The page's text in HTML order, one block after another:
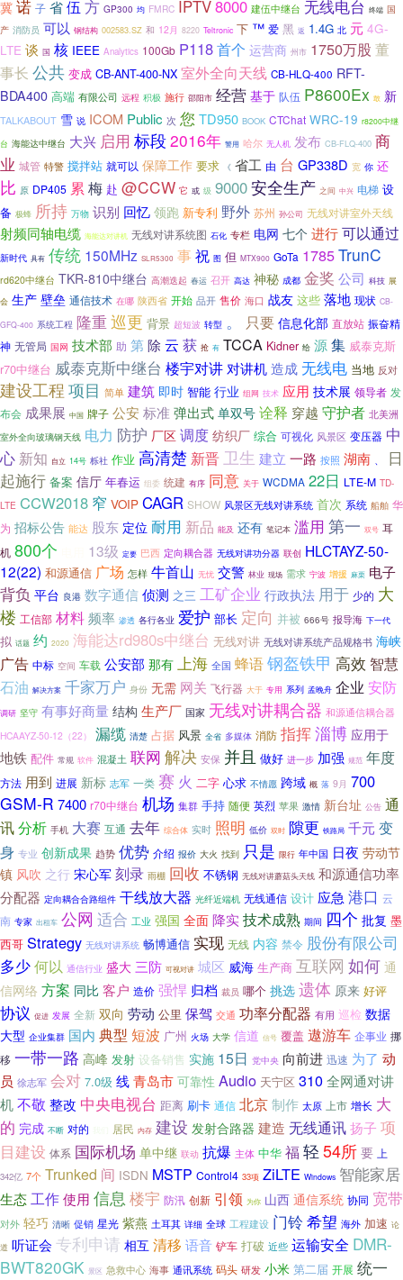
冀诺 子 省伍 方 GP300 均 FMRC IPTV8000 建伍中继台 无线电台 终端 国
产 消防员 可以 钢结构 002583.SZ 和 12月 8220 Teltronic 下 ™ 爱 黑 返 1.4G 北 元 4G-
LTE 谈 国 核 IEEE Analytics 100Gb P118首个 运营商 州市 1750万股 董
事长 公共 变成 CB-ANT-400-NX 室外全向天线 CB-HLQ-400 RFT-
BDA400 高端 有限公司 远程 积极 施行 邵阳市 经营 基于 队伍 P8600Ex 敢 新
TALKABOUT 雪 说 ICOM Public 次 您 TD950 BOOK CTChat WRC-19 r8200中继
台 海能达中继台 大兴 启用 标段2016年 警用 哈尔 无人机 发布 CB-FLQ-400 商
业 城管 特警 搅拌站 就可以 保障工作 要求 《 省工 由 台 GP338D 宽 你 还
比 原 DP405 累 梅 赴 @CCW 它 或 级 9000安全生产 之间 中兴 电梯 设
备 极蜂 所持 万物 识别 回忆 领跑 新专利 野外 苏州 孙公司 无线对讲室外天线
射频同轴电缆 海能达对讲机 无线对讲系统图 石化 专栏 电网 七个 进行可以通过
新时代 具有 传统 150MHz SLR5300 事祝 图 但 MTX900 GoTa 1785TrunC
rd620中继台 TKR-810中继台 高潮迭起 春运 召开 高达 神秘 成都 金奖 公司 科技 展
会 生产 壁垒 通信技术 在哪 陕西省 开始 品开 售价 海口 战友 这些 落地 现状 CB-
GFQ-400 系统工程 隆重巡更 背景 超短波 转型 。 只要信息化部 直放站 振奋精
神 无管局 国网 技术部 助 第除云 获 抢 有 TCCA Kidner 给 源集 威泰克斯
r70中继台 威泰克斯中继台 楼宇对讲 对讲机造成无线电 当地 反对
建设工程 项目 简单 建筑 即时 智能 行业 组网 技术 应用 技术展 领导者 发
布会 成果展 中国 牌子 公安 标准 弹出式 单双号 诠释 穿越 守护者 北美洲
室外全向玻璃钢天线 电力 防护 厂区 调度 纺织厂 综合 可视化 风景区 变压器 中
心 新知 自立 14号 栎社 作业 高清楚 新晋 卫生 建立 一路 按照 湖南 、
日
起施行 备案 信厅 年春运 组委 统建 有序 同意 关于 WCDMA 22日 LTE-M TD-
LTE CCW2018 窄 VOIP CAGR SHOW 风景区无线对讲系统 首次 系统 船舶 华
为 招标公告 能达 股东 定位 耐用 新品 能及 还有 笔记本 滥用 第一 双号 耳
机 800个 13级 定要 巴西 定向耦合器 无线对讲功分器 联创 HLCTAYZ-50-
12(22) 和源通信 广场 怎样 牛首山 无忧 交警 林业 现场 需求 宁波 增援 麻栗 电子
背负 平台 良港 数字通信侦测 之三 工矿企业 行政执法 用于 少的 大
楼 工信部 材料频率 渗透 各行各业 爱护 部长 定向 并被 666号 报导海 下一代
拟 话题 约 2020 海能达rd980s中继台 无线对讲 无线对讲系统产品规格书 海峡
广告 中标 空间 车载 公安部 那有 上海 全国 蜂语钢盔铁甲 高效 智慧
石油 解决方案 千家万户 身份 无需 网关 飞行器 大于 专用 系列 孟晚舟 企业 安防
调研 坚守 有事好商量 结构 生产厂 国家 无线对讲耦合器 和源通信耦合器
HCAAYZ-50-12（22） 漏缆 清楚 占据 风景 全省 多媒体 消防 指挥淄博 应用于
地铁 配件 常规 软件 混凝土 联网 解决 安保 并且 做好 进一步 加强 规范 年度
方法 用到 进展 新标 志军 一类 赛 火 二字 心求 不情愿 跨域 概 落 9月 700
GSM-R 7400 r70中继台 机场 集群 手持 随便 英烈 苹果 激情 新台址 公告 通
讯分析 手机 大赛 互通 去年 综合体 实时 照明 低价 双时 隙更 铁路局 千元变
身 专业 创新成果 趋势 优势 介绍 报价 大火 找到 只是 限行 年中国 日夜 劳动节
镇 风吹 之行 宋心军刻录 雨棚 回收 不锈钢 无线对讲蘑菇头天线 和源通信功率
分配器 定向耦合合路组件 干线放大器 光纤近端机 无线通信 设计 应急 港口 云
南 专家 出租车 公网 适合 工业 强国 全面 降实技术成熟 期间 四个 批复 墨
西哥 Strategy 无线对讲系统 畅博通信 实现 无线 内容 禁令 股份有限公司
多少何以 通信行业 盛大 三防 可视对讲 城区 威海 生产商 互联网 如何 通
信网络 方案 同比 客户 造价 强悍 归档 裁员 哪个 挑选 遗体 原来 好评
协议 促进 发展 全新 双向 劳动 公里 保驾 交通 功率分配器 有用 巡检 数据
大型 企业集群 国内 典型 短波 广州 火场 大学 信道 信号 覆盖 遨游车 企事业 挪
移 一带一路 高峰 发射 设备销售 实施 15日 党中央 向前进 迅速 为了 动
员 徐志军 会对 7.0级 线青岛市 可靠性 Audio 天宁区 310全网通对讲
机不敬 整改 中央电视台 距离 刷卡 通信 北京制作 太原 上市 增长 大
的 完成 不断 对的 居民 内存 建设 发射合路器 建造 无线通讯扬子 项
目建设 体系 国际机场 单中继 联动 抗爆 主体 中华 福轻54所 要 上
342亿 7个 Trunked 间 ISDN MSTP Control4 33项 ZiLTE Windows 智能家居
生态 工作使用 信息 楼宇 防汛 创新 引领 为你 山西 通信系统 协同 宽带
对外 轻巧 清晰 促销 星光 紫燕 土耳其 详细 全球 工程建设 门铃 希望 海外 加速 论
道 听证会 专利申请 相互 清移 语音 铲车 打破 近些 运输安全 DMR-
BWT820GK 景区 急救中心 海事 通讯系统 码头 研发 小米 第二届 开展 统一